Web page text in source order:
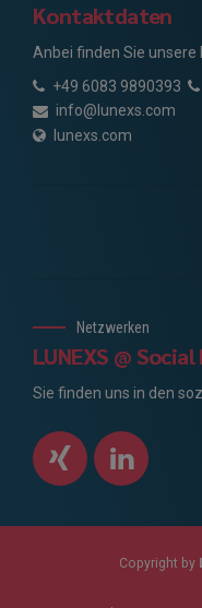
Kontaktdaten
Anbei finden Sie unsere
+49 6083 9890393
info@lunexs.com
lunexs.com
Netzwerken
LUNEXS @
Sie finden uns in den
Copyright by